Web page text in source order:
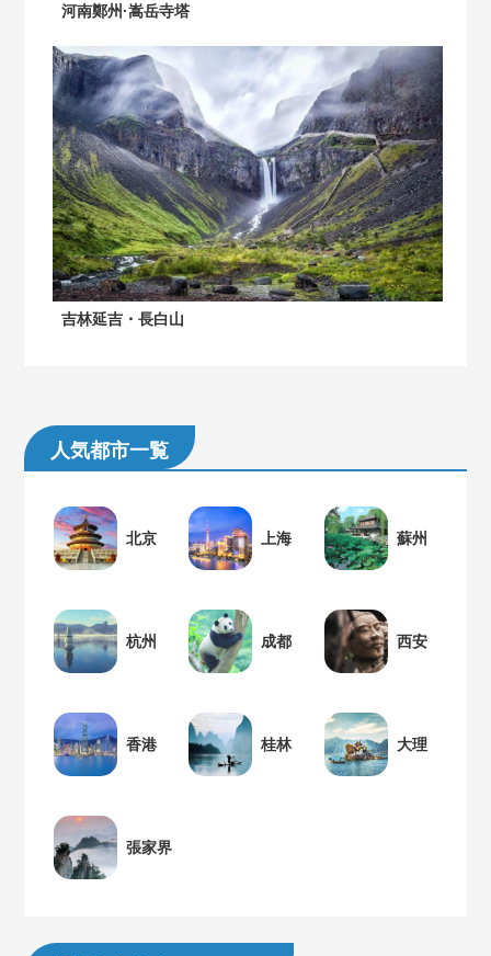
河南鄭州·嵩岳寺塔
吉林延吉・長白山
人気都市一覧
北京 上海 蘇州
杭州 成都 西安
香港 桂林 大理
張家界